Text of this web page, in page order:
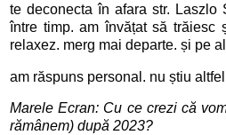
te deconecta în afara str. Laszlo
între timp. am învățat să trăiesc
relaxez. merg mai departe. și pe
am răspuns personal. nu știu
Marele Ecran: Cu ce crezi că
rămânem) după 2023?